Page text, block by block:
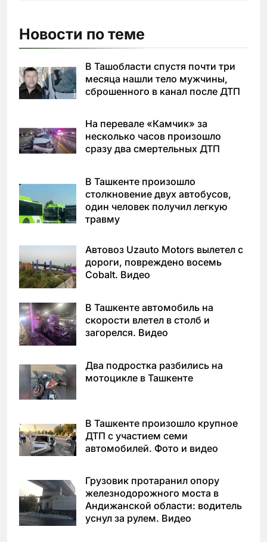
Новости по теме
В Ташобласти спустя почти три
месяца нашли тело мужчины,
сброшенного в канал после ДТП
На перевале «Камчик» за
несколько часов произошло
сразу два смертельных ДТП
В Ташкенте произошло
столкновение двух автобусов,
один человек получил легкую
травму
Автовоз Uzauto Motors вылетел с
дороги, повреждено восемь
Cobalt. Видео
В Ташкенте автомобиль на
скорости влетел в столб и
загорелся. Видео
Два подростка разбились на
мотоцикле в Ташкенте
В Ташкенте произошло крупное
ДТП с участием семи
автомобилей. Фото и видео
Грузовик протаранил опору
железнодорожного моста в
Андижанской области: водитель
уснул за рулем. Видео